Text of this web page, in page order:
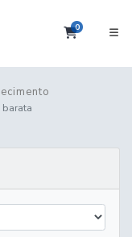
0Carrinho